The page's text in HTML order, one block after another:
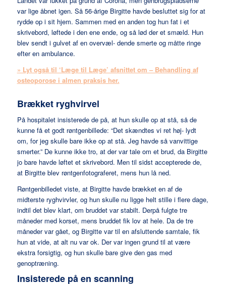
var lige åbnet igen. Så 56-årige Birgitte havde besluttet sig for at
rydde op i sit hjem. Sammen med en anden tog hun fat i et
skrivebord, løftede i den ene ende, og så lød der et smæld. Hun
blev sendt i gulvet af en overvæl- dende smerte og måtte ringe
efter en ambulance.
» Lyt også til ‘Læge til Læge’ afsnittet om – Behandling af
osteoporose i almen praksis her.
Brækket ryghvirvel
På hospitalet insisterede de på, at hun skulle op at stå, så de
kunne få et godt røntgenbillede: “Det skændtes vi ret høj- lydt
om, for jeg skulle bare ikke op at stå. Jeg havde så vanvittige
smerter.” De kunne ikke tro, at der var tale om et brud, da Birgitte
jo bare havde løftet et skrivebord. Men til sidst accepterede de,
at Birgitte blev røntgenfotograferet, mens hun lå ned.
Røntgenbilledet viste, at Birgitte havde brækket en af de
midterste ryghvirvler, og hun skulle nu ligge helt stille i flere dage,
indtil det blev klart, om bruddet var stabilt. Derpå fulgte tre
måneder med korset, mens bruddet fik lov at hele. Da de tre
måneder var gået, og Birgitte var til en afsluttende samtale, fik
hun at vide, at alt nu var ok. Der var ingen grund til at være
ekstra forsigtig, og hun skulle bare give den gas med
genoptræning.
Insisterede på en scanning